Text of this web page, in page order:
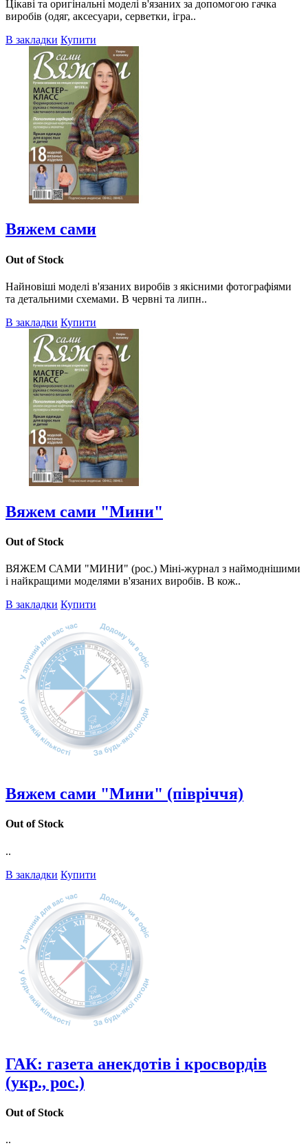
Цікаві та оригінальні моделі в'язаних за допомогою гачка
виробів (одяг, аксесуари, серветки, ігра..
В закладки Купити
Вяжем сами
Out of Stock
Найновіші моделі в'язаних виробів з якісними фотографіями
та детальними схемами. В червні та липн..
В закладки Купити
Вяжем сами "Мини"
Out of Stock
ВЯЖЕМ САМИ "МИНИ" (рос.) Міні-журнал з наймоднішими
і найкращими моделями в'язаних виробів. В кож..
В закладки Купити
Вяжем сами "Мини" (півріччя)
Out of Stock
..
В закладки Купити
ГАК: газета анекдотів і кросвордів
(укр., рос.)
Out of Stock
..